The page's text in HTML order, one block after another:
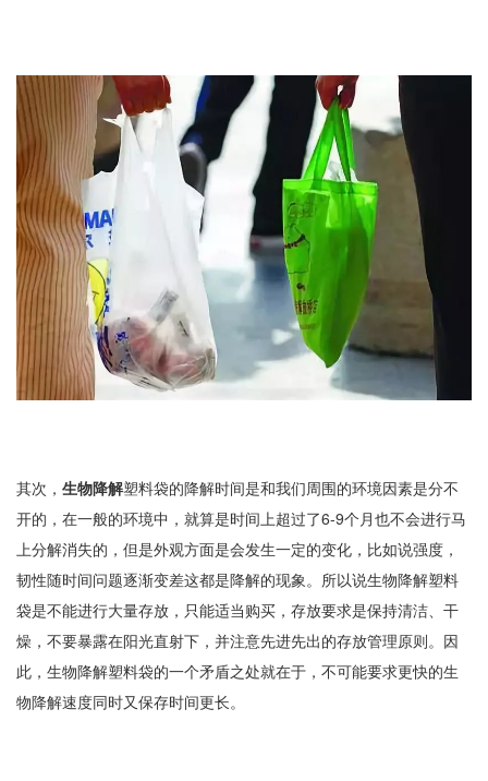
其次， 生物降解塑料袋的降解时间是和我们周围的环境因素是分不
开的，在一般的环境中，就算是时间上超过了6-9个月也不会进行马
上分解消失的，但是外观方面是会发生一定的变化，比如说强度，
韧性随时间问题逐渐变差这都是降解的现象。所以说生物降解塑料
袋是不能进行大量存放，只能适当购买，存放要求是保持清洁、干
燥，不要暴露在阳光直射下，并注意先进先出的存放管理原则。因
此，生物降解塑料袋的一个矛盾之处就在于，不可能要求更快的生
物降解速度同时又保存时间更长。